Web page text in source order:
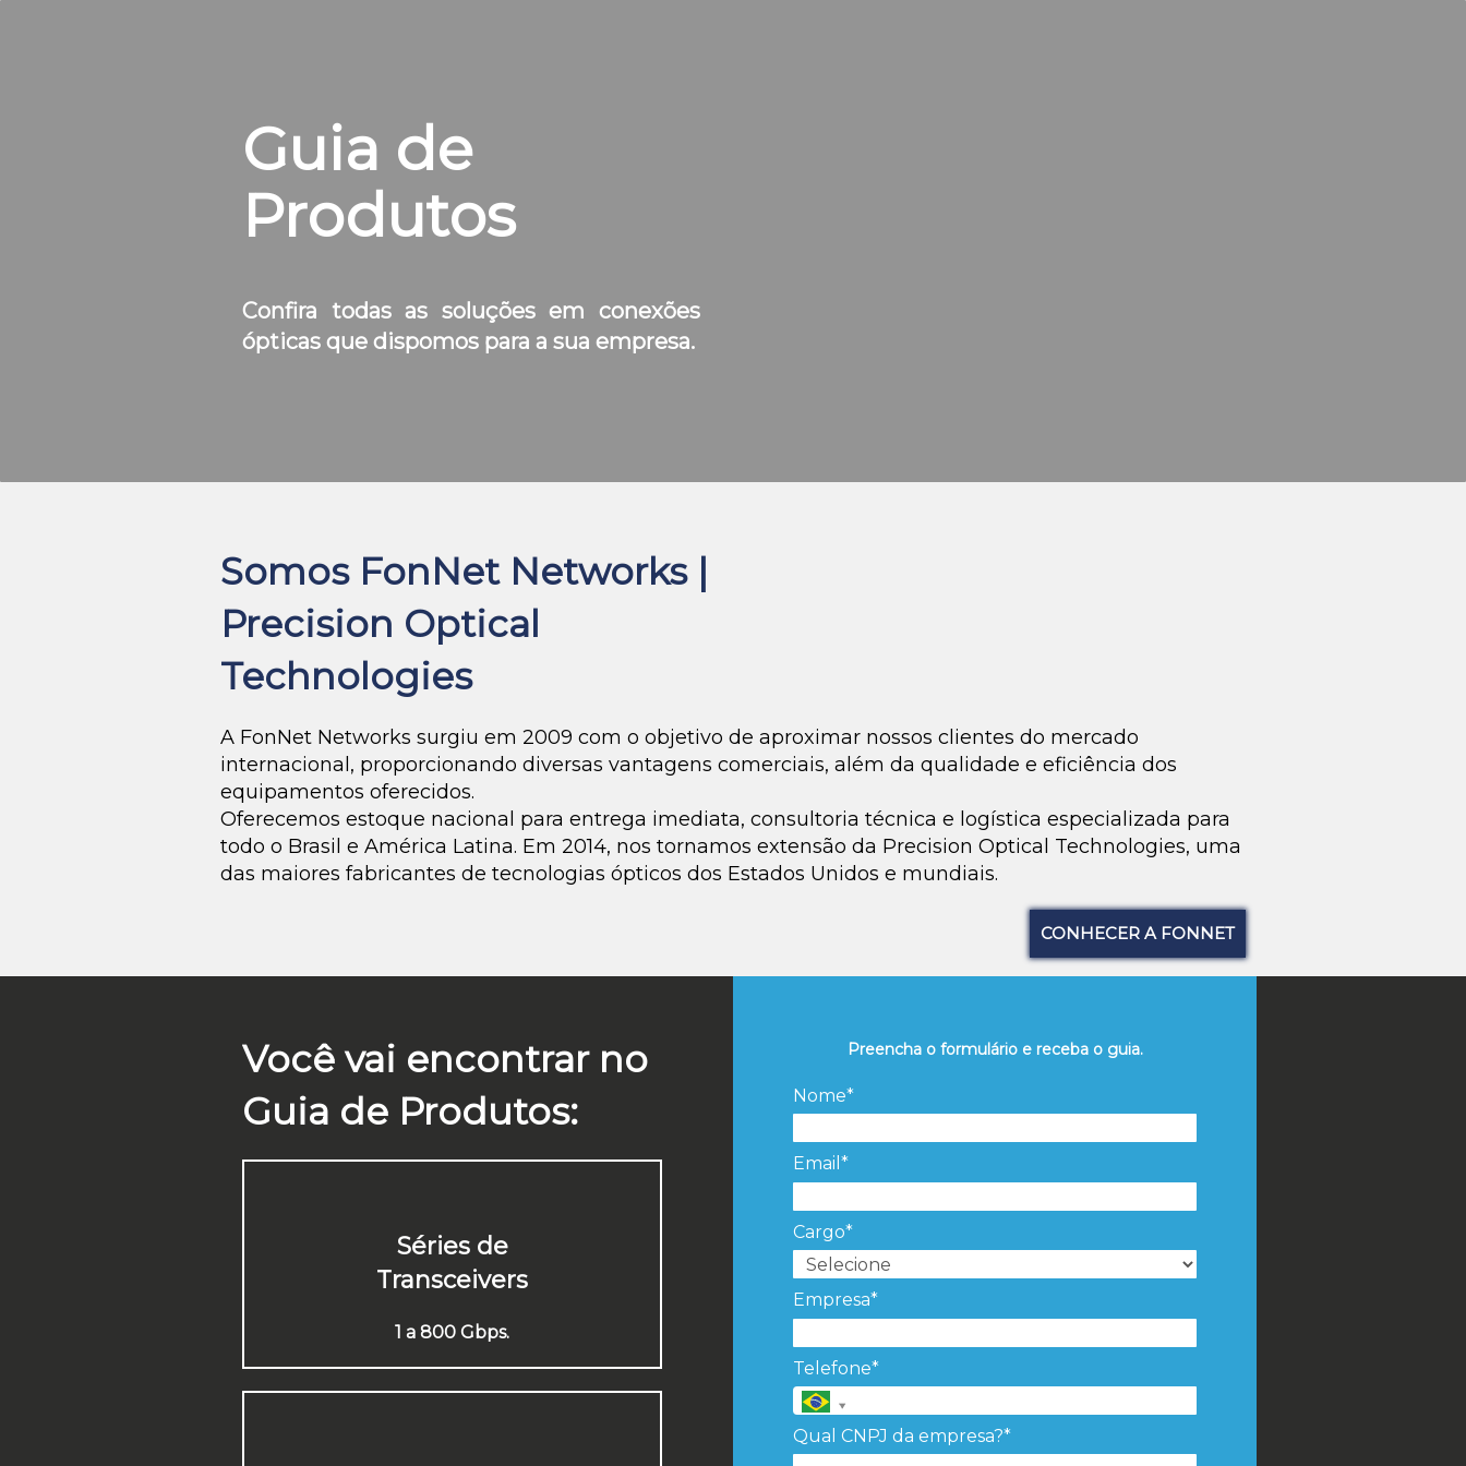
Guia de
Produtos
Confira todas as soluções em conexões
ópticas que dispomos para a sua empresa.
Somos FonNet Networks |
Precision Optical
Technologies
A FonNet Networks surgiu em 2009 com o objetivo de aproximar nossos clientes do mercado
internacional, proporcionando diversas vantagens comerciais, além da qualidade e eficiência dos
equipamentos oferecidos.
Oferecemos estoque nacional para entrega imediata, consultoria técnica e logística especializada para
todo o Brasil e América Latina. Em 2014, nos tornamos extensão da Precision Optical Technologies, uma
das maiores fabricantes de tecnologias ópticos dos Estados Unidos e mundiais.
CONHECER A FONNET
Você vai encontrar no
Guia de Produtos:
Séries de
Transceivers
1 a 800 Gbps.
Preencha o formulário e receba o guia.
Nome*
Email*
Cargo*
Empresa*
Telefone*
Qual CNPJ da empresa?*